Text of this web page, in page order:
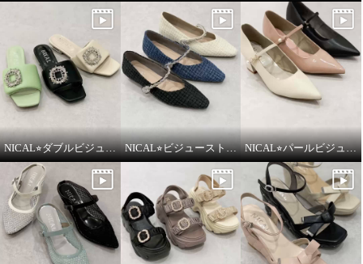
NICAL⭐︎ダブルビジューパデッドミュールサンダルをご紹介いたします。 NICAL⭐︎ビジューストラップツィードパンプスをご紹介いたします。 NICAL⭐︎パールビジュウアクセントメリージェーンパンプスをご紹介いたします。